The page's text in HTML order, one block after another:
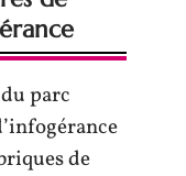
parc
de